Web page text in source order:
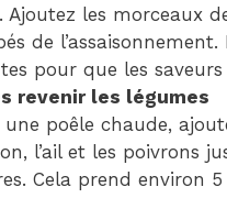
Ajoutez les morceaux
de
pour que les
revenir les légumes
une poêle chaude,
l’ail et les poivrons
Cela prend environ